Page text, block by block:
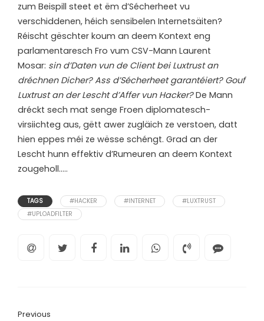
zum Beispill steet et ëm d’Sécherheet vu
verschiddenen, héich sensibelen Internetsäiten?
Réischt gëschter koum an deem Kontext eng
parlamentaresch Fro vum CSV-Mann Laurent
Mosar: sin d’Daten vun de Client bei Luxtrust an
dréchnen Dicher? Ass d’Sécherheet garantéiert? Gouf
Luxtrust an der Lescht d’Affer vun Hacker?De Mann
dréckt sech mat senge Froen diplomatesch-
virsiichteg aus, gëtt awer zugläich ze verstoen, datt
hien eppes méi ze wësse schéngt. Grad an der
Lescht hunn effektiv d’Rumeuren an deem Kontext
zougeholl…..
TAGS #HACKER #INTERNET
#LUXTRUST
#UPLOADFILTER
Previous